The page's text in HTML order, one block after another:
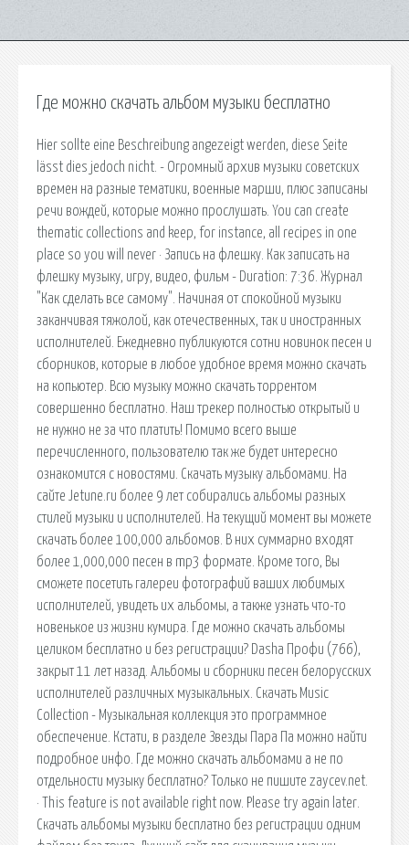
Где можно скачать альбом музыки бесплатно
Hier sollte eine Beschreibung angezeigt werden, diese Seite
lässt dies jedoch nicht. - Огромный архив музыки советских
времен на разные тематики, военные марши, плюс записаны
речи вождей, которые можно прослушать. You can create
thematic collections and keep, for instance, all recipes in one
place so you will never · Запись на флешку. Как записать на
флешку музыку, игру, видео, фильм - Duration: 7:36. Журнал
"Как сделать все самому". Начиная от спокойной музыки
заканчивая тяжолой, как отечественных, так и иностранных
исполнителей. Ежедневно публикуются сотни новинок песен и
сборников, которые в любое удобное время можно скачать
на копьютер. Всю музыку можно скачать торрентом
совершенно бесплатно. Наш трекер полностью открытый и
не нужно не за что платить! Помимо всего выше
перечисленного, пользователю так же будет интересно
ознакомится с новостями. Скачать музыку альбомами. На
сайте Jetune.ru более 9 лет собирались альбомы разных
стилей музыки и исполнителей. На текущий момент вы можете
скачать более 100,000 альбомов. В них суммарно входят
более 1,000,000 песен в mp3 формате. Кроме того, Вы
сможете посетить галереи фотографий ваших любимых
исполнителей, увидеть их альбомы, а также узнать что-то
новенькое из жизни кумира. Где можно скачать альбомы
целиком бесплатно и без регистрации? Dasha Профи (766),
закрыт 11 лет назад. Альбомы и сборники песен белорусских
исполнителей различных музыкальных. Скачать Music
Collection - Музыкальная коллекция это программное
обеспечение. Кстати, в разделе Звезды Пара Па можно найти
подробное инфо. Где можно скачать альбомами а не по
отдельности музыку бесплатно? Только не пишите zaycev.net.
· This feature is not available right now. Please try again later.
Скачать альбомы музыки бесплатно без регистрации одним